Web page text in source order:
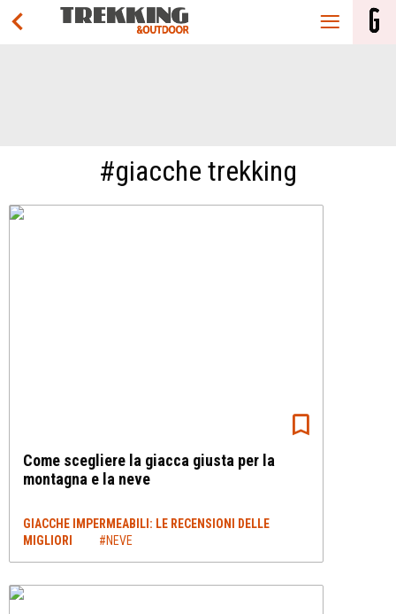
#giacche trekking
Come scegliere la giacca giusta per la
montagna e la neve
GIACCHE IMPERMEABILI: LE RECENSIONI DELLE
MIGLIORI
#NEVE